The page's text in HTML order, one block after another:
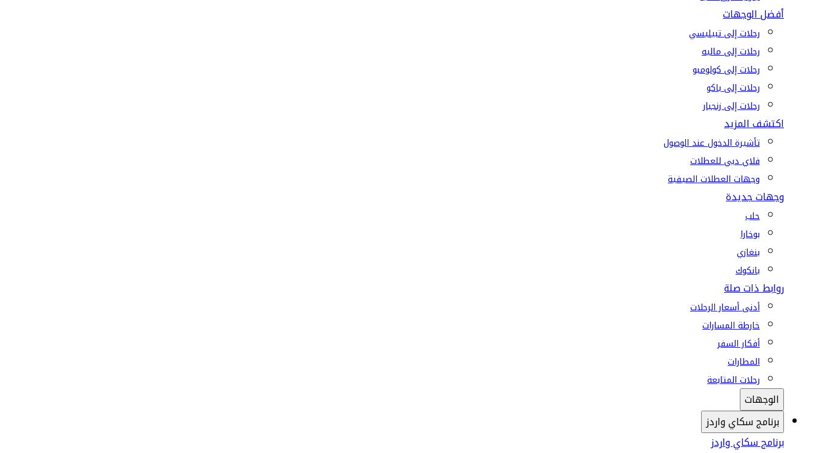
أفضل الوجهات
رحلات إلى تبيليسي
رحلات إلى ماليه
رحلات إلى كولومبو
رحلات إلى باكو
رحلات إلى زنجبار
اكتشف المزيد
تأشيرة الدخول عند الوصول
فلاي دبي للعطلات
وجهات العطلات الصيفية
وجهات جديدة
حلب
بوخارا
بنغازي
بانكوك
روابط ذات صلة
أدنى أسعار الرحلات
خارطة المسارات
أفكار السفر
المطارات
رحلات المتابعة
الوجهات
برنامج سكاي واردز
برنامج سكاي واردز